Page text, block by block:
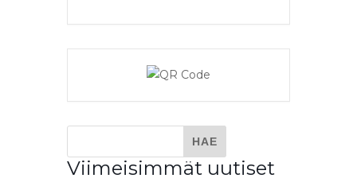
Viimeisimmät uutiset